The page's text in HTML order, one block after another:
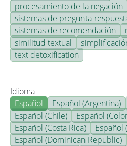
procesamiento de la negación
sistemas de pregunta-
sistemas de recomendación
similitud textual
text detoxification
Idioma
Español
Español (Argentina)
Español (Chile)
Español
Español (Costa Rica)
Español
Español (Dominican Republic)